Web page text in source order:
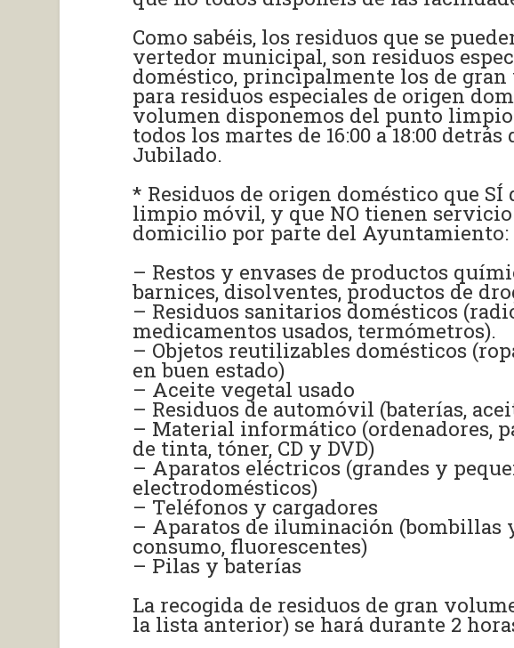
Como sabéis, los residuos que se
vertedor municipal, son residuos
doméstico, principalmente los de gran
para residuos especiales de origen
volumen disponemos del punto
todos los martes de 16:00 a 18:00
Jubilado.
* Residuos de origen doméstico que SÍ
limpio móvil, y que NO tienen servicio
domicilio por parte del Ayuntamiento:
– Restos y envases de productos
barnices, disolventes, productos de
– Residuos sanitarios domésticos
medicamentos usados, termómetros).
– Objetos reutilizables domésticos
en buen estado)
– Aceite vegetal usado
– Residuos de automóvil (baterías,
– Material informático (ordenadores,
de tinta, tóner, CD y DVD)
– Aparatos eléctricos (grandes y
electrodomésticos)
– Teléfonos y cargadores
– Aparatos de iluminación (bombillas
consumo, fluorescentes)
– Pilas y baterías
La recogida de residuos de gran
la lista anterior) se hará durante 2